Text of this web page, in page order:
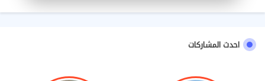
احدث المشاركات